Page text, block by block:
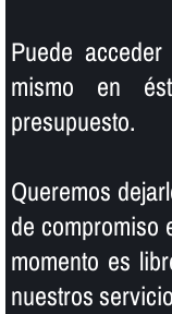
Puede
mismo en
presupuesto.
Queremos
de compromiso
momento es
nuestros